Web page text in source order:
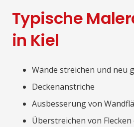
Typische
in Kiel
Wände streichen und neu
Deckenanstriche
Ausbesserung von
Überstreichen von